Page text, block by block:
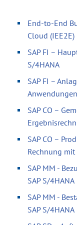
End-to-End
Cloud (IEE2E)
SAP FI –
S/4HANA
SAP FI –
SAP CO –
SAP CO –
Rechnung mit
SAP MM -
SAP S/4HANA
SAP MM -
SAP S/4HANA